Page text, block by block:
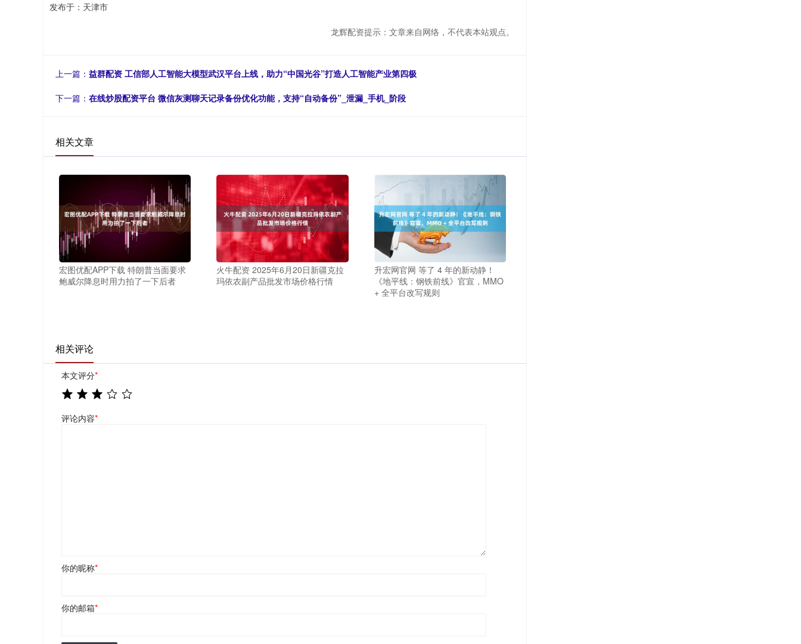
发布于：天津市
龙辉配资提示：文章来自网络，不代表本站观点。
上一篇： 益群配资 工信部人工智能大模型武汉平台上线，助力“中国光谷”打造人工智能产业第四极
下一篇： 在线炒股配资平台 微信灰测聊天记录备份优化功能，支持“自动备份”_泄漏_手机_阶段
相关文章
宏图优配APP下载 特朗普当面要求
鲍威尔降息时用力拍了一下后者
火牛配资 2025年6月20日新疆克拉
玛依农副产品批发市场价格行情
升宏网官网 等了 4 年的新动静！
《地平线：钢铁前线》官宣，MMO
+ 全平台改写规则
相关评论
本文评分*
评论内容*
你的昵称*
你的邮箱*